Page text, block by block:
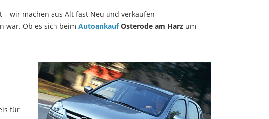
wir machen aus Alt fast Neu und verkaufen
war. Ob es sich beim AutoankaufOsterode am Harz um
für